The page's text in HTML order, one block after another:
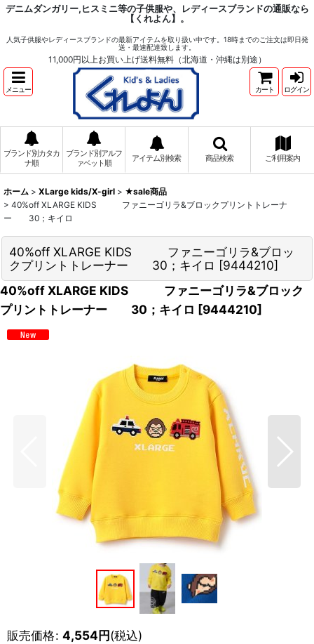
デニムダンガリー,ヒスミニ等の子供服や、レディースブランドの通販なら
【くれよん】。
人気子供服やレディースブランドの最新アイテムを取り扱い中です。18時までのご注文は即日発
送・最速配達致します。
11,000円以上お買い上げ送料無料（北海道・沖縄は別途）
メニュー カート ログイン
ブランド別カタカ
ナ順
ブランド別アルフ
ァベット順
アイテム別検索 商品検索 ご利用案内
ホーム > XLarge kids/X-girl > ★sale商品
> 40%off XLARGE KIDS ファニーゴリラ&ブロックプリントトレーナ
ー 30；キイロ
40%off XLARGE KIDS ファニーゴリラ&ブロッ
クプリントトレーナー 30；キイロ [9444210]
40%off XLARGE KIDS ファニーゴリラ&ブロック
プリントトレーナー 30；キイロ [9444210]
販売価格: 4,554円(税込)